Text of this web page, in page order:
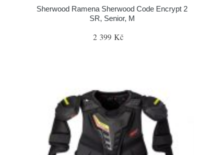
Sherwood Ramena Sherwood Code Encrypt 2
SR, Senior, M
2 399 Kč